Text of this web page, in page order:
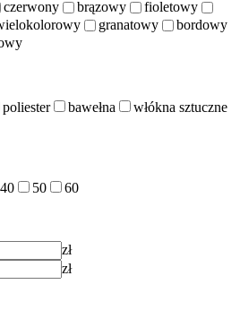
czerwony brązowy
fioletowy
granatowy
bordowy
poliester bawełna
włókna sztuczne
40 50
60
zł
zł